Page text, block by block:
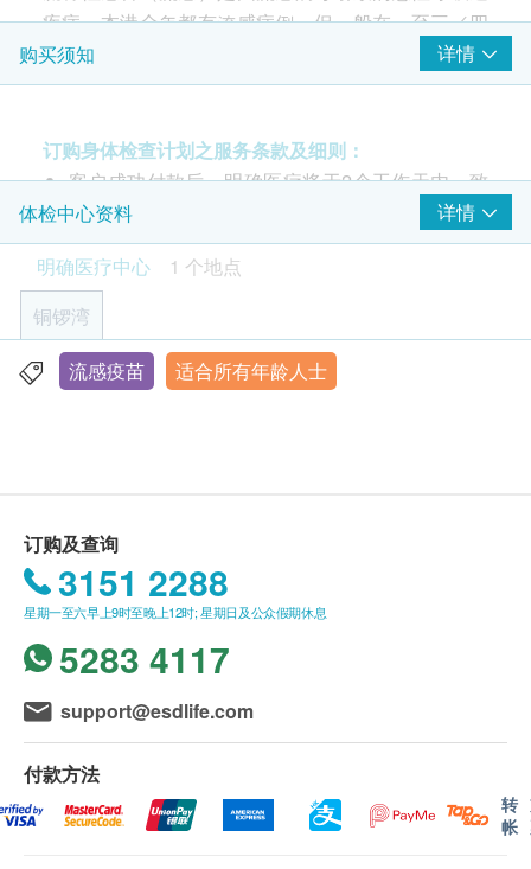
疾病。本港全年都有流感病例，但一般在一至三／四
月及七至八月较为常见。病毒主要透过呼吸道飞沫传
播，患者会出现发烧、喉咙痛、咳嗽、流鼻水、头
天内自行痊愈。然而，免疫力较低的人和长者一旦染
上流感，可以引致较重病情，并可能会出现支气管
炎、肺炎、脑病变等并发症，严重时更可导致死亡。
接种流感疫苗是其中一种预防季节性流感及其并发症
的有效方法，亦可减低因流感而入院留医和死亡的个
案。
基于流感疫苗有效预防流感及其并发症，因此，除了
已知对疫苗有禁忌症的人士外，所有市民每年都应接
*此项交易必须经医生评估是否适合进行疫苗注射。若
经医生评估后，客户并不适合进行疫苗注射，将全数
退回。如有争议，健康网购health.ESDlife 及明确医
疗中心保留最后决定权。
购买须知 详情
订购身体检查计划之服务条款及细则：
客户成功付款后，明确医疗将于2个工作天内，致
电客户预约时或客户亦可透过电话预约(Tel: 2155
1951 / 2155 2228)。
客户须于预约当天出示身份证及列印订购确认信确
认身份。
验身过程由医生及医护人员主理。
本体格检查计划有效期为6个月，客户必须于6个月
内(由确认付款日期起计)接受检查，逾期作废。
订购疫苗注射计划之服务条款及细则：
客户成功付款后，明确医疗将于2个工作天内，致
电客户预约时或客户亦可透过电话预约(Tel: 2155
1951 / 2155 2228)。
客户须于预约当天出示身份证及列印订购确认信确
认身份。
疫苗注射服务计划有效期为6个月，客户必须于6个
月内(由确认付款日期起计) 接受有关服务，客户需
提前1个月预约相关服务，逾期作废。 (请注意：加
体检中心资料
详情
明确医疗中心
1 个地点
铜锣湾
香港铜锣湾轩尼诗道555号东角中心19楼2A室
流感疫苗 适合所有年龄人士
订购及查询
3151 2288
星期一至六早上9时至晚上12时; 星期日及公众假期休息
5283 4117
support@esdlife.com
付款方法
转
帐